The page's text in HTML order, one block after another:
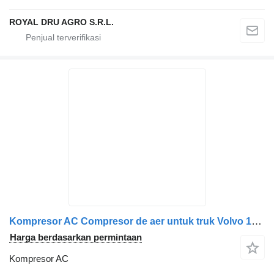
ROYAL DRU AGRO S.R.L.
Kompresor AC Compresor de aer untuk truk Volvo 10321-0533
Harga berdasarkan permintaan
Kompresor AC